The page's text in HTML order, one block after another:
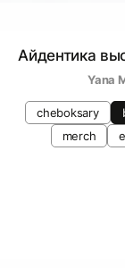
Айдентика
Yana
cheboksary
merch